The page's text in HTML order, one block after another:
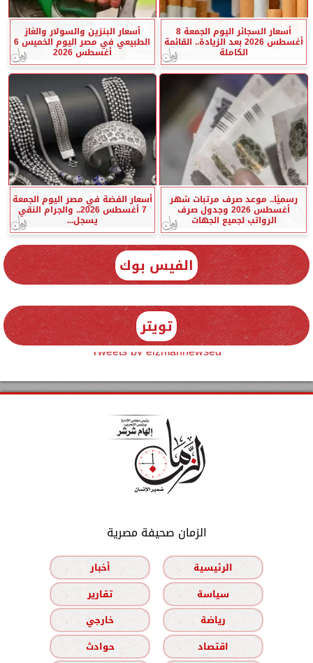
أسعار السجائر اليوم الجمعة 8
أغسطس 2026 بعد الزيادة.. القائمة
الكاملة
أسعار البنزين والسولار والغاز
الطبيعي في مصر اليوم الخميس 6
أغسطس 2026
رسميًا.. موعد صرف مرتبات شهر
أغسطس 2026 وجدول صرف
الرواتب لجميع الجهات
أسعار الفضة في مصر اليوم الجمعة
7 أغسطس 2026.. والجرام النقي
يسجل...
الفيس بوك
تويتر
Tweets by elzmannewseg
الزمان صحيفة مصرية
الرئيسية
أخبار
سياسة
تقارير
رياضة
خارجي
اقتصاد
حوادث